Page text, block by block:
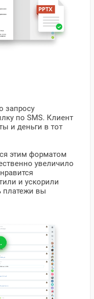
запросу
по SMS. Клиент
и деньги в тот
этим форматом
увеличило
и ускорили
платежи вы